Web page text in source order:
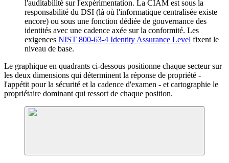
l'auditabilité sur l'expérimentation. La CIAM est sous la
responsabilité du DSI (là où l'informatique centralisée existe
encore) ou sous une fonction dédiée de gouvernance des
identités avec une cadence axée sur la conformité. Les
exigences NIST 800-63-4 Identity Assurance Level fixent le
niveau de base.
Le graphique en quadrants ci-dessous positionne chaque secteur sur
les deux dimensions qui déterminent la réponse de propriété -
l'appétit pour la sécurité et la cadence d'examen - et cartographie le
propriétaire dominant qui ressort de chaque position.